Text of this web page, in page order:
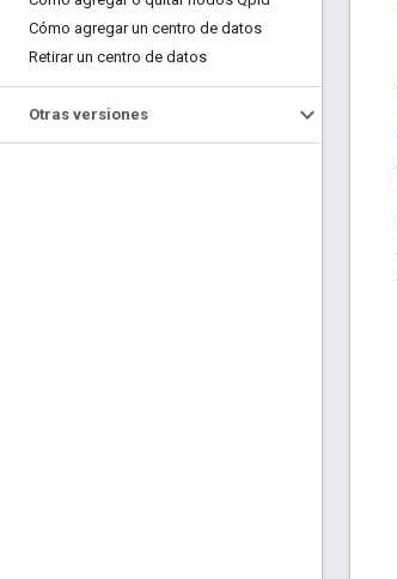
Cómo agregar un centro de datos
Retirar un centro de datos
Otras versiones